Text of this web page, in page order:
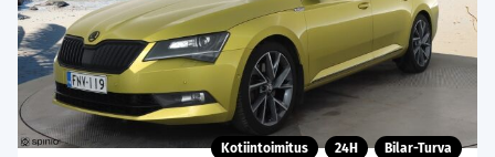
Kotiintoimitus 24H Bilar-Turva